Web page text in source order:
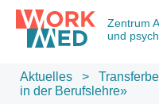
Zentrum
und
Aktuelles >
in der Berufslehre»